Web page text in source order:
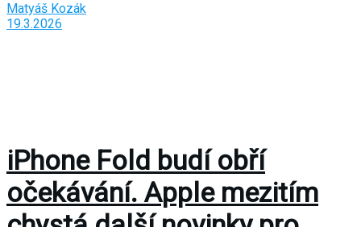
Matyáš Kozák
19.3.2026
iPhone Fold budí obří
očekávání. Apple mezitím